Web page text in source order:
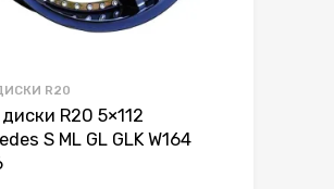
R20
R20 5×112
S ML GL GLK W164